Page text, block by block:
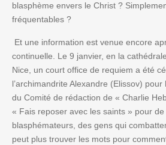
blasphème envers le Christ ?
fréquentables ?
Et une information est venue encore
continuelle. Le 9 janvier, en la
Nice, un court office de requiem a été
l’archimandrite Alexandre (Elissov)
du Comité de rédaction de « Charlie
« Fais reposer avec les saints » pour
blasphémateurs, des gens qui
peut plus trouver les mots pour